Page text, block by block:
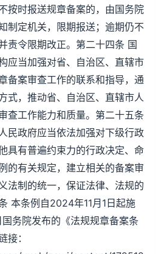
按时报送规章备案的，由国务院
制定机关，限期报送；逾期仍不
责令限期改正。第二十四条 国
应当加强对省、自治区、直辖市
备案审查工作的联系和指导，通
式，推动省、自治区、直辖市人
查工作能力和质量。第二十五条
民政府应当依法加强对下级行政
具有普遍约束力的行政决定、命
的有关规定，建立相关的备案审
法制的统一，保证法律、法规的
本条例自2024年11月1日起施
务院发布的《法规规章备案条
接：